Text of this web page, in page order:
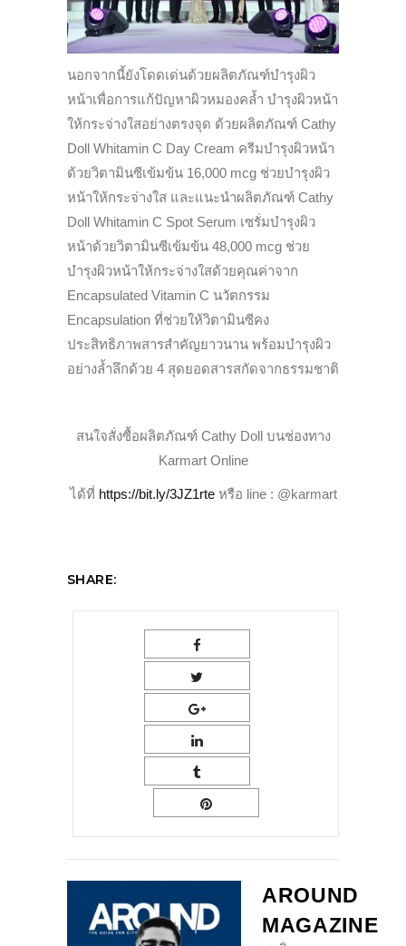
นอกจากนี้ยังโดดเด่นด้วยผลิตภัณฑ์บำรุงผิว
หน้าเพื่อการแก้ปัญหาผิวหมองคล้ำ บำรุงผิวหน้า
ให้กระจ่างใสอย่างตรงจุด ด้วยผลิตภัณฑ์ Cathy
Doll Whitamin C Day Cream ครีมบำรุงผิวหน้า
ด้วยวิตามินซีเข้มข้น 16,000 mcg ช่วยบำรุงผิว
หน้าให้กระจ่างใส และแนะนำผลิตภัณฑ์ Cathy
Doll Whitamin C Spot Serum เซรั่มบำรุงผิว
หน้าด้วยวิตามินซีเข้มข้น 48,000 mcg ช่วย
บำรุงผิวหน้าให้กระจ่างใสด้วยคุณค่าจาก
Encapsulated Vitamin C นวัตกรรม
Encapsulation ที่ช่วยให้วิตามินซีคง
ประสิทธิภาพสารสำคัญยาวนาน พร้อมบำรุงผิว
อย่างล้ำลึกด้วย 4 สุดยอดสารสกัดจากธรรมชาติ
สนใจสั่งซื้อผลิตภัณฑ์ Cathy Doll บนช่องทาง
Karmart Online
ได้ที่ https://bit.ly/3JZ1rteหรือ line : @karmart
SHARE:
AROUND
MAGAZINE